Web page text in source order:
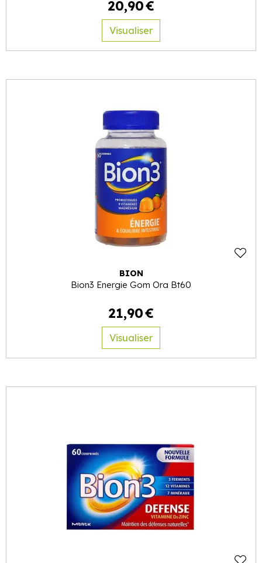
20,90€
Visualiser
BION
Bion3 Energie Gom Ora Bt60
21,90€
Visualiser